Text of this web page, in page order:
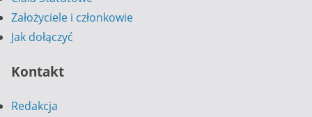
Założyciele i członkowie
Jak dołączyć
Kontakt
Redakcja